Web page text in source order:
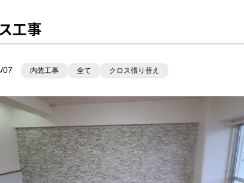
工事
07 内装工事 全て クロス張り替え